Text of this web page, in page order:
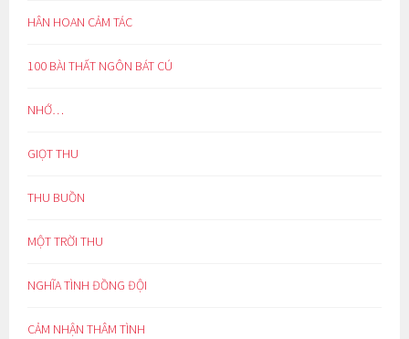
HÂN HOAN CẢM TÁC
100 BÀI THẤT NGÔN BÁT CÚ
NHỚ…
GIỌT THU
THU BUỒN
MỘT TRỜI THU
NGHĨA TÌNH ĐỒNG ĐỘI
CẢM NHẬN THÂM TÌNH